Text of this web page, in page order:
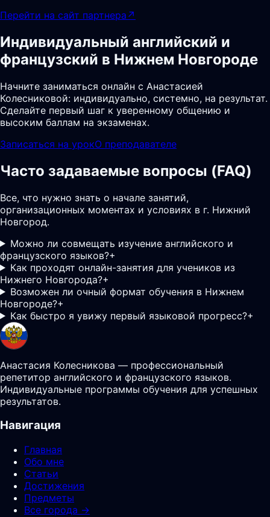
Перейти на сайт партнера ↗
Индивидуальный английский и
французский в Нижнем Новгороде
Начните заниматься онлайн с Анастасией
Колесниковой: индивидуально, системно, на результат.
Сделайте первый шаг к уверенному общению и
высоким баллам на экзаменах.
Записаться на урокО преподавателе
Часто задаваемые вопросы (FAQ)
Все, что нужно знать о начале занятий,
организационных моментах и условиях в г. Нижний
Новгород.
Можно ли совмещать изучение английского и
французского языков?+
Как проходят онлайн-занятия для учеников из
Нижнего Новгорода?+
Возможен ли очный формат обучения в Нижнем
Новгороде?+
Как быстро я увижу первый языковой прогресс?+
Анастасия Колесникова — профессиональный
репетитор английского и французского языков.
Индивидуальные программы обучения для успешных
результатов.
Навигация
Главная
Обо мне
Статьи
Достижения
Предметы
Все города →